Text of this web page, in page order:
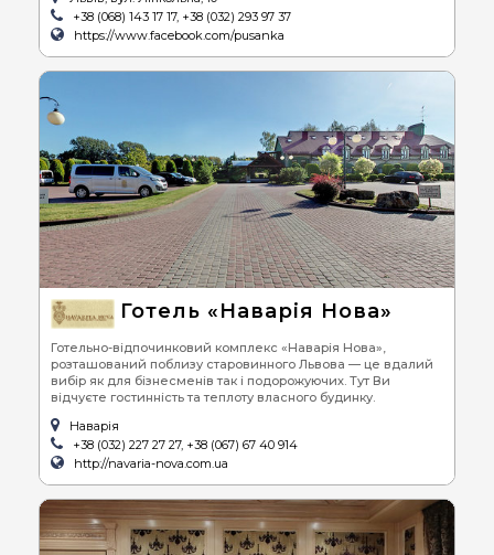
+38 (068) 143 17 17, +38 (032) 293 97 37
https://www.facebook.com/pusanka
Готель «Наварія Нова»
Готельно-відпочинковий комплекс «Наварія Нова»,
розташований поблизу старовинного Львова — це вдалий
вибір як для бізнесменів так і подорожуючих. Тут Ви
відчуєте гостинність та теплоту власного будинку.
Наварія
+38 (032) 227 27 27, +38 (067) 67 40 914
http://navaria-nova.com.ua